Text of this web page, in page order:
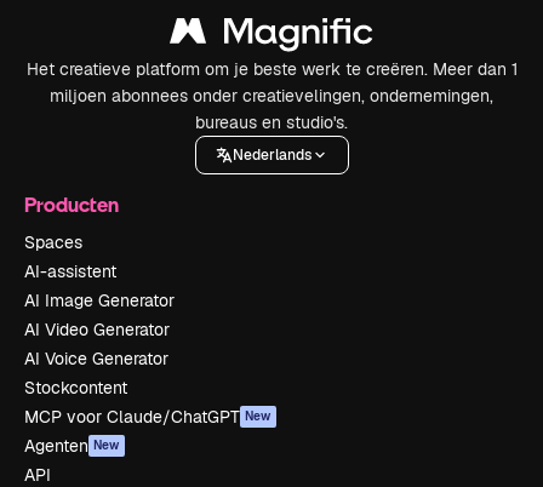
Het creatieve platform om je beste werk te creëren. Meer dan 1
miljoen abonnees onder creatievelingen, ondernemingen,
bureaus en studio's.
Nederlands
Producten
Spaces
AI-assistent
AI Image Generator
AI Video Generator
AI Voice Generator
Stockcontent
MCP voor Claude/ChatGPT New
Agenten New
API